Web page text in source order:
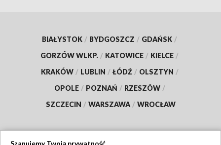
BIAŁYSTOK / BYDGOSZCZ / GDAŃSK /
GORZÓW WLKP. / KATOWICE / KIELCE /
KRAKÓW / LUBLIN / ŁÓDŹ / OLSZTYN /
OPOLE / POZNAŃ / RZESZÓW /
SZCZECIN / WARSZAWA / WROCŁAW
Szanujemy Twoją prywatność